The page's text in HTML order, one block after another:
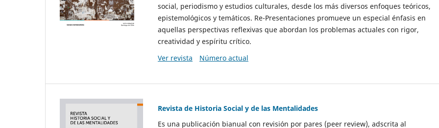
social, periodismo y estudios culturales, desde los más diversos enfoques teóricos,
epistemológicos y temáticos. Re-Presentaciones promueve un especial énfasis en
aquellas perspectivas reflexivas que abordan los problemas actuales con rigor,
creatividad y espíritu crítico.
Ver revista
Número actual
Revista de Historia Social y de las Mentalidades
Es una publicación bianual con revisión por pares (peer review), adscrita al